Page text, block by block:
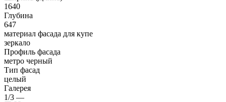
1640
Глубина
647
материал фасада для купе
зеркало
Профиль фасада
метро черный
Тип фасад
целый
Галерея
1/3 —